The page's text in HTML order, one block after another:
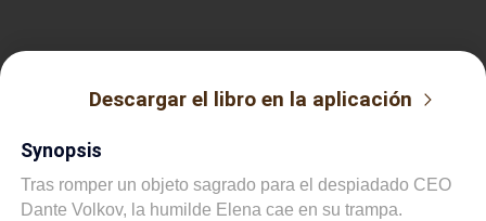
Descargar el libro en la aplicación
Synopsis
Tras romper un objeto sagrado para el despiadado CEO
Dante Volkov, la humilde Elena cae en su trampa.